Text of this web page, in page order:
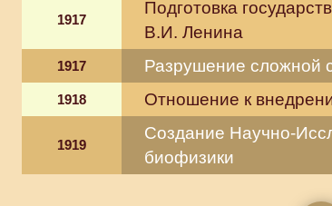
1917
Подготовка
В.И. Ленина
1917 Разрушение сложной
1918 Отношение к
1919
Создание Научно-
биофизики